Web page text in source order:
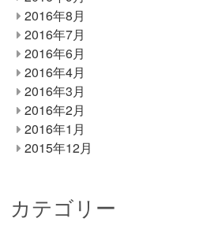
2016年8月
2016年7月
2016年6月
2016年4月
2016年3月
2016年2月
2016年1月
2015年12月
カテゴリー